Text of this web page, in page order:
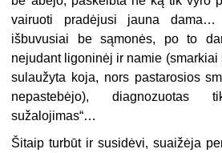
vairuoti pradėjusi jauna
išbuvusiai be sąmonės, po to
nejudant ligoninėj ir namie (smarkiai
sulaužyta koja, nors pastarosios
nepastebėjo), diagnozuotas
sužalojimas“…
Šitaip turbūt ir susidėvi, suaižėja